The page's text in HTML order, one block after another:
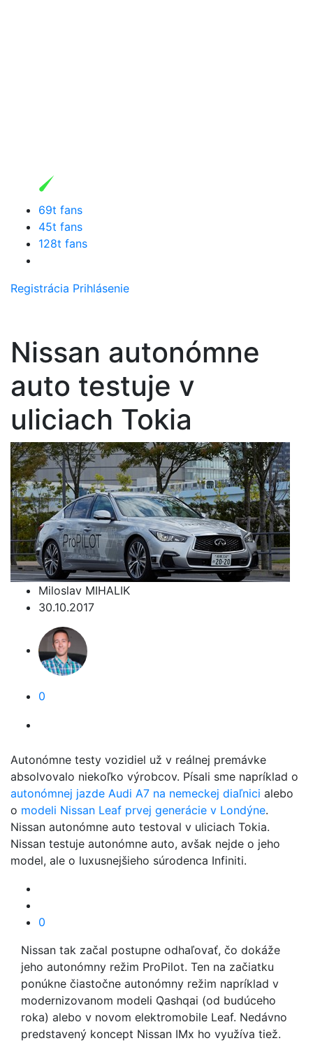
69t fans
45t fans
128t fans
Registrácia Prihlásenie
Nissan autonómne
auto testuje v
uliciach Tokia
Miloslav MIHALIK
30.10.2017
0
Autonómne testy vozidiel už v reálnej premávke
absolvovalo niekoľko výrobcov. Písali sme napríklad o
autonómnej jazde Audi A7 na nemeckej diaľnici alebo
o modeli Nissan Leaf prvej generácie v Londýne.
Nissan autonómne auto testoval v uliciach Tokia.
Nissan testuje autonómne auto, avšak nejde o jeho
model, ale o luxusnejšieho súrodenca Infiniti.
0
Nissan tak začal postupne odhaľovať, čo dokáže
jeho autonómny režim ProPilot. Ten na začiatku
ponúkne čiastočne autonómny režim napríklad v
modernizovanom modeli Qashqai (od budúceho
roka) alebo v novom elektromobile Leaf. Nedávno
predstavený koncept Nissan IMx ho využíva tiež.